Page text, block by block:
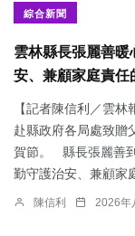
綜合新聞
雲林縣長張麗善
安、兼顧家庭責任
【記者陳信利／雲
赴縣政府各局處致贈
賀節。 縣長張麗善
勤守護治安、兼顧家
陳信利 2026年